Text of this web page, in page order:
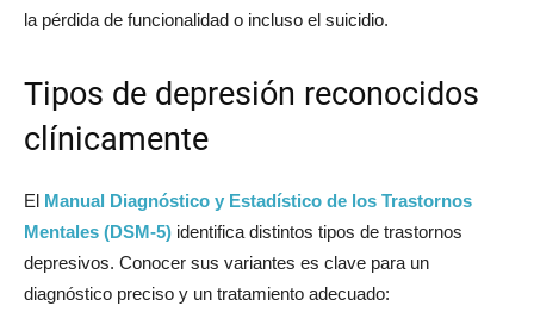
la pérdida de funcionalidad o incluso el suicidio.
Tipos de depresión reconocidos
clínicamente
El Manual Diagnóstico y Estadístico de los Trastornos
Mentales (DSM-5) identifica distintos tipos de trastornos
depresivos. Conocer sus variantes es clave para un
diagnóstico preciso y un tratamiento adecuado: